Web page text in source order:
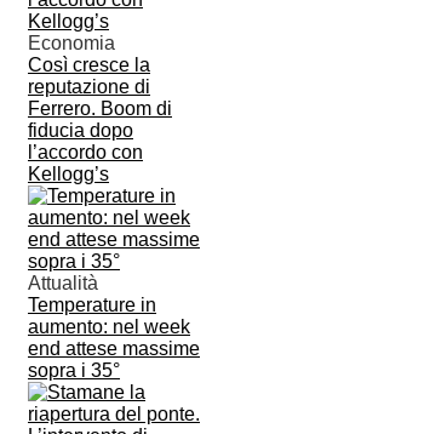
Economia
Così cresce la
reputazione di
Ferrero. Boom di
fiducia dopo
l’accordo con
Kellogg’s
Attualità
Temperature in
aumento: nel week
end attese massime
sopra i 35°